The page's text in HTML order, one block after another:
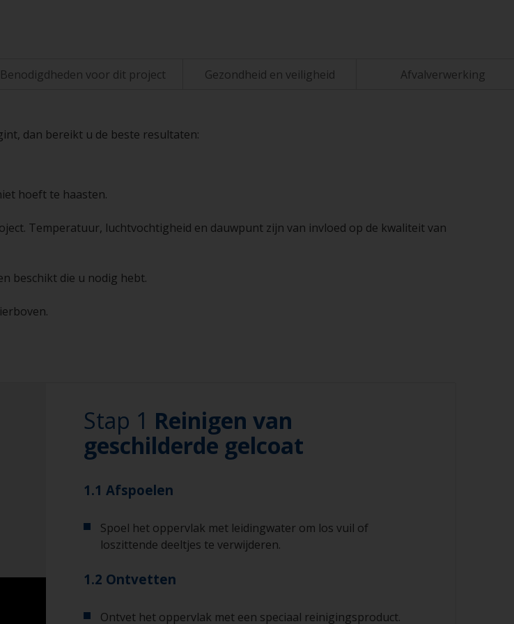
Benodigdheden voor dit project Gezondheid en veiligheid Afvalverwerking
dan bereikt u de beste resultaten:
hoeft te haasten.
Temperatuur, luchtvochtigheid en dauwpunt zijn van invloed op de kwaliteit van
beschikt die u nodig hebt.
Stap 1 Reinigen van
geschilderde gelcoat
1.1 Afspoelen
Spoel het oppervlak met leidingwater om los vuil of
loszittende deeltjes te verwijderen.
1.2 Ontvetten
Ontvet het oppervlak met een speciaal reinigingsproduct.